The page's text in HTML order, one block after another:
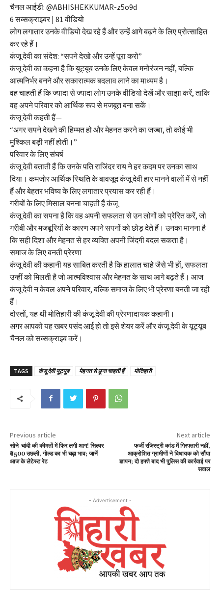
चैनल आईडी: @ABHISHEKKUMAR-z5o9d
6 सब्सक्राइबर | 81 वीडियो
लोग लगातार उनके वीडियो देख रहे हैं और उन्हें आगे बढ़ने के लिए प्रोत्साहित
कर रहे हैं।
कंजू देवी का संदेश: “सपने देखो और उन्हें पूरा करो”
कंजू देवी का कहना है कि यूट्यूब उनके लिए केवल मनोरंजन नहीं, बल्कि
आत्मनिर्भर बनने और सकारात्मक बदलाव लाने का माध्यम है।
वह चाहती हैं कि ज्यादा से ज्यादा लोग उनके वीडियो देखें और साझा करें, ताकि
वह अपने परिवार को आर्थिक रूप से मजबूत बना सकें।
कंजू देवी कहती हैं—
“अगर सपने देखने की हिम्मत हो और मेहनत करने का जज्बा, तो कोई भी
मुश्किल बड़ी नहीं होती।”
परिवार के लिए संघर्ष
कंजू देवी बताती हैं कि उनके पति राजिंदर राय ने हर कदम पर उनका साथ
दिया। कमजोर आर्थिक स्थिति के बावजूद कंजू देवी हार मानने वालों में से नहीं
हैं और बेहतर भविष्य के लिए लगातार प्रयास कर रही हैं।
गरीबों के लिए मिसाल बनना चाहती हैं कंजू
कंजू देवी का सपना है कि वह अपनी सफलता से उन लोगों को प्रेरित करें, जो
गरीबी और मजबूरियों के कारण अपने सपनों को छोड़ देते हैं। उनका मानना है
कि सही दिशा और मेहनत से हर व्यक्ति अपनी जिंदगी बदल सकता है।
समाज के लिए बनती प्रेरणा
कंजू देवी की कहानी यह साबित करती है कि हालात चाहे जैसे भी हों, सफलता
उन्हीं को मिलती है जो आत्मविश्वास और मेहनत के साथ आगे बढ़ते हैं। आज
कंजू देवी न केवल अपने परिवार, बल्कि समाज के लिए भी प्रेरणा बनती जा रही
हैं।
दोस्तों, यह थी मोतिहारी की कंजू देवी की प्रेरणादायक कहानी।
अगर आपको यह खबर पसंद आई हो तो इसे शेयर करें और कंजू देवी के यूट्यूब
चैनल को सब्सक्राइब करें।
TAGS कंजू देवी यूट्यूब मेहनत से छूना चाहती हैं मोतिहारी
Previous article
सोने-चांदी की कीमतों में फिर लगी आग! सिल्वर
₹6500 उछली, गोल्ड का भी चढ़ा भाव; जानें
आज के लेटेस्ट रेट
Next article
फर्जी रजिस्ट्री कांड में गिरफ्तारी नहीं,
आक्रोशित ग्रामीणों ने विधायक को सौंपा
ज्ञापन; दो हफ्ते बाद भी पुलिस की कार्रवाई पर
सवाल
- Advertisement -